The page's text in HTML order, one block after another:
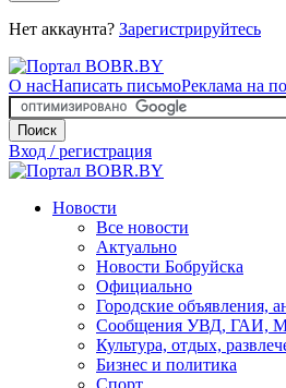
Нет аккаунта? Зарегистрируйтесь
О насНаписать письмоРеклама на
Поиск
Вход / регистрация
Новости
Все новости
Актуально
Новости Бобруйска
Официально
Городские объявления,
Сообщения УВД, ГАИ,
Культура, отдых,
Бизнес и политика
Спорт